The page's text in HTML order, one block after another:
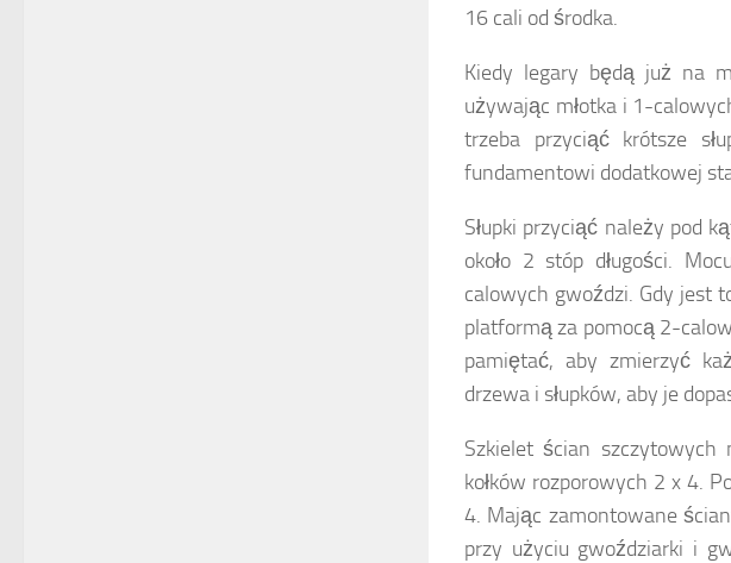
16 cali od środka.
Kiedy legary będą już na
używając młotka i 1-
trzeba przyciąć krótsze
fundamentowi dodatkowej
Słupki przyciąć należy pod
około 2 stóp długości.
calowych gwoździ. Gdy jest
platformą za pomocą 2-
pamiętać, aby zmierzyć
drzewa i słupków, aby je
Szkielet ścian
kołków rozporowych 2 x 4.
4. Mając zamontowane
przy użyciu gwoździarki i